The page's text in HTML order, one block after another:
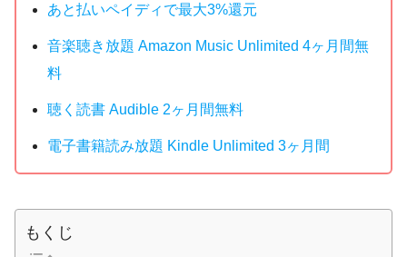
あと払いペイディで最大3%還元
音楽聴き放題 Amazon Music Unlimited 4ヶ月間無
料
聴く読書 Audible 2ヶ月間無料
電子書籍読み放題 Kindle Unlimited 3ヶ月間
もくじ